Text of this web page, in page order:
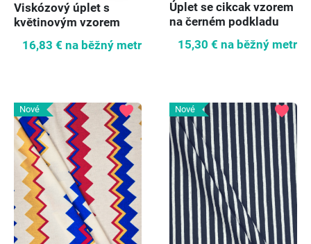
Viskózový úplet s
květinovým vzorem
16,83 € na běžný metr
Úplet se cikcak vzorem
na černém podkladu
15,30 € na běžný metr
Nové favorite Nové favorite